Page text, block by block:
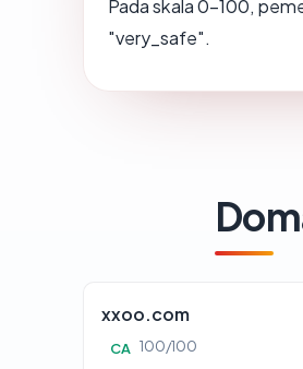
Pada skala 0-100,
"very_safe".
xxoo.com
CA 100/100